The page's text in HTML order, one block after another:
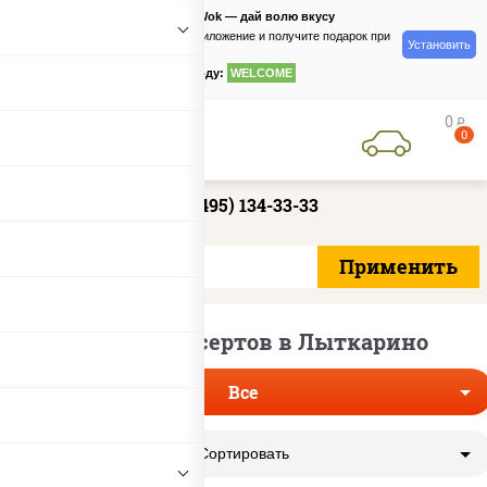
PizzaSushiWok — дай волю вкусу
Скачайте приложение и получите подарок при
по промокоду: WELCOME
Установить
0 руб
0
+7 (495) 134-33-33
Доставка десертов в Лыткарино
Все
Сортировать